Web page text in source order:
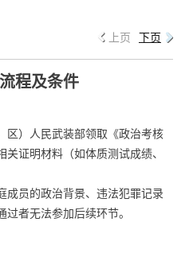
上页 下页
程及条件
区）人民武装部领取《政治考核
证明材料（如体质测试成绩、
成员的政治背景、违法犯罪记录
者无法参加后续环节。‌‌